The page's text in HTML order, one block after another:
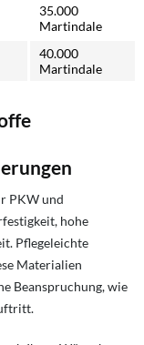
35.000
Martindale
40.000
Martindale
PKW und
hohe
Pflegeleichte
Materialien
Beanspruchung, wie